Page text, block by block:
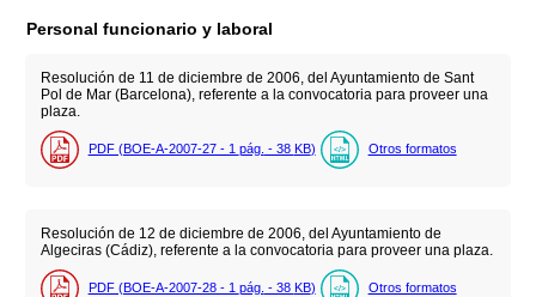
Personal funcionario y laboral
Resolución de 11 de diciembre de 2006, del Ayuntamiento de Sant
Pol de Mar (Barcelona), referente a la convocatoria para proveer una
plaza.
PDF (BOE-A-2007-27 - 1 pág. - 38 KB) Otros formatos
Resolución de 12 de diciembre de 2006, del Ayuntamiento de
Algeciras (Cádiz), referente a la convocatoria para proveer una plaza.
PDF (BOE-A-2007-28 - 1 pág. - 38 KB) Otros formatos